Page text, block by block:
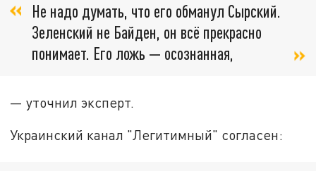
Не надо думать, что его обманул Сырский.
Зеленский не Байден, он всё прекрасно
понимает. Его ложь — осознанная,
— уточнил эксперт.
Украинский канал "Легитимный" согласен: